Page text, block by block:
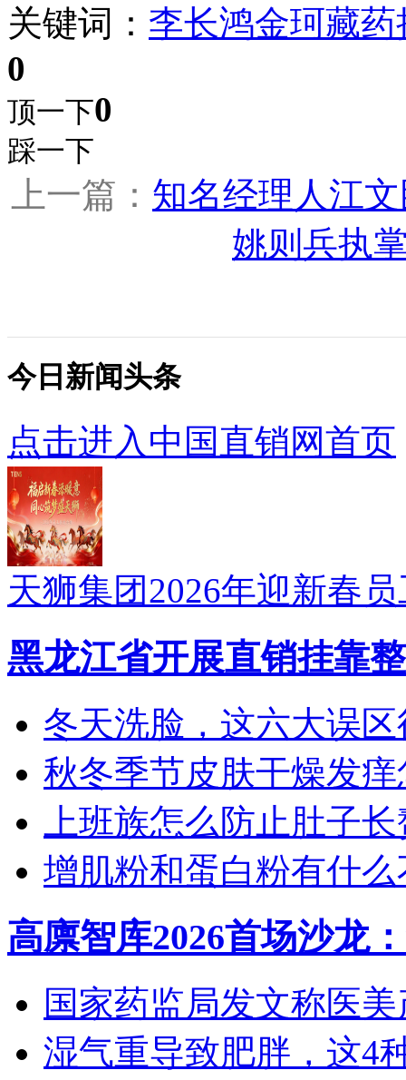
关键词： 李长鸿金珂藏药
0
顶一下0
踩一下
上一篇： 知名经理人江
姚则兵执
今日新闻头条
点击进入中国直销网首页
天狮集团2026年迎新春
黑龙江省开展直销挂靠
冬天洗脸，这六大误
秋冬季节皮肤干燥发痒
上班族怎么防止肚子
增肌粉和蛋白粉有什么
高廪智库2026首场沙龙
国家药监局发文称医
湿气重导致肥胖，这4